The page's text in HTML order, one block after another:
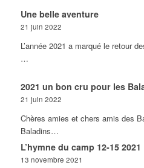
Une belle aventure
21 juin 2022
L’année 2021 a marqué le retour
…
2021 un bon cru pour les
21 juin 2022
Chères amies et chers amis des
Baladins…
L’hymne du camp 12-15 2021
13 novembre 2021